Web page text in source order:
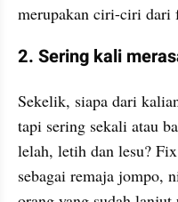
merupakan ciri-ciri dari
2. Sering kali
Sekelik, siapa dari
tapi sering sekali atau
lelah, letih dan lesu?
sebagai remaja jompo,